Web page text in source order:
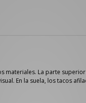
materiales. La parte
En la suela, los tacos